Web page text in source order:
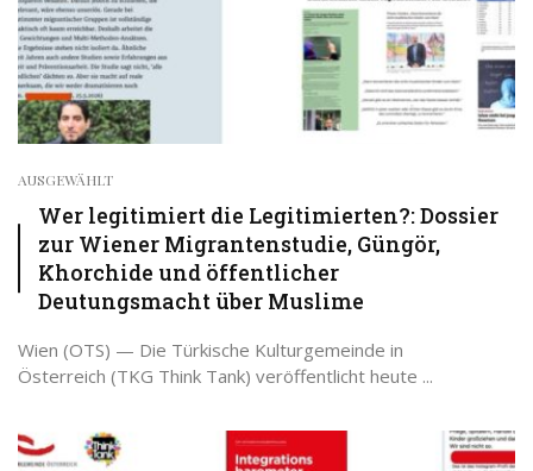
AUSGEWÄHLT
Wer legitimiert die Legitimierten?: Dossier
zur Wiener Migrantenstudie, Güngör,
Khorchide und öffentlicher
Deutungsmacht über Muslime
Wien (OTS) — Die Türkische Kulturgemeinde in
Österreich (TKG Think Tank) veröffentlicht heute ...